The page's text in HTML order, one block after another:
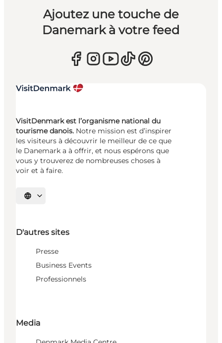
Ajoutez une touche de
Danemark à votre feed
VisitDenmark est l’organisme national du
tourisme danois. Notre mission est d’inspirer
les visiteurs à découvrir le meilleur de ce que
le Danemark a à offrir, et nous espérons que
vous y trouverez de nombreuses choses à
voir et à faire.
Choisissez la langue
D'autres sites
Presse
Business Events
Professionnels
Media